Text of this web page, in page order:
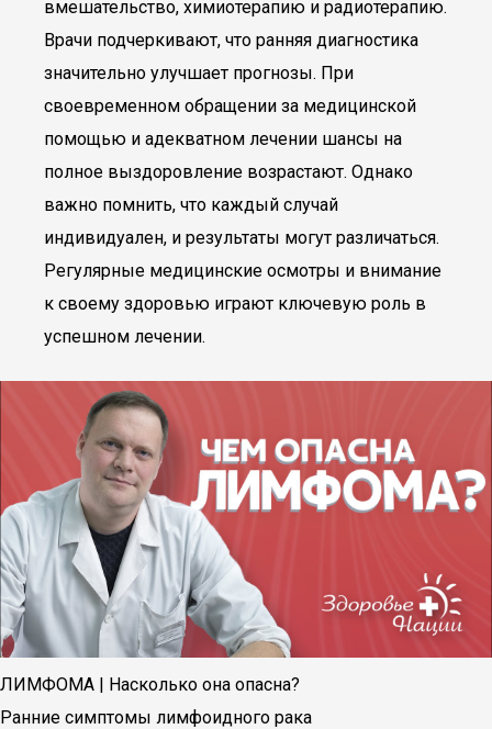
вмешательство, химиотерапию и радиотерапию.
Врачи подчеркивают, что ранняя диагностика
значительно улучшает прогнозы. При
своевременном обращении за медицинской
помощью и адекватном лечении шансы на
полное выздоровление возрастают. Однако
важно помнить, что каждый случай
индивидуален, и результаты могут различаться.
Регулярные медицинские осмотры и внимание
к своему здоровью играют ключевую роль в
успешном лечении.
ЛИМФОМА | Насколько она опасна?
Ранние симптомы лимфоидного рака